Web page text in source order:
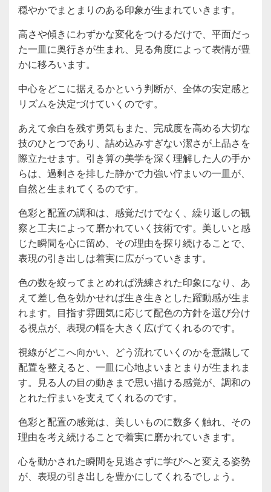
穏やかでまとまりのある印象が生まれていきます。
高さや傾きにわずかな変化をつけるだけで、平面だっ
た一皿に奥行きが生まれ、見る角度によって表情が豊
かに移ろいます。
中心をどこに据えるかという判断が、全体の安定感と
リズムを決定づけていくのです。
あえて余白を残す勇気もまた、完成度を高める大切な
技のひとつであり、詰め込みすぎない潔さが上品さを
際立たせます。引き算の美学を深く理解した人の手か
らは、過剰さを排した静かで力強い佇まいの一皿が、
自然と生まれてくるのです。
色彩と配置の調和は、感覚だけでなく、繰り返しの観
察と工夫によって磨かれていく技術です。美しいと感
じた瞬間を心に留め、その理由を探り続けることで、
表現の引き出しは着実に広がっていきます。
色の数を絞ってまとめれば洗練された印象になり、あ
えて差し色を効かせれば生き生きとした躍動感が生ま
れます。目指す雰囲気に応じて配色の方針を選び分け
る視点が、表現の幅を大きく広げてくれるのです。
視線がどこへ向かい、どう流れていくのかを意識して
配置を整えると、一皿に心地よいまとまりが生まれま
す。見る人の目の動きまで思い描ける感覚が、調和の
とれた佇まいを支えてくれるのです。
色彩と配置の感覚は、美しいものに数多く触れ、その
理由を考え続けることで着実に磨かれていきます。
心を動かされた瞬間を見逃さずに学びへと変える姿勢
が、表現の引き出しを豊かにしてくれるでしょう。